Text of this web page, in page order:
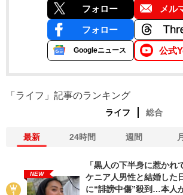
フォロー メル
フォロー
Googleニュース 公式
「ライフ」記事のランキング
ライフ 総合
最新 24時間 週間
NEW
「黒人の下半身に惹かれ
ケニア人男性と結婚した
に“誹謗中傷”殺到…本人